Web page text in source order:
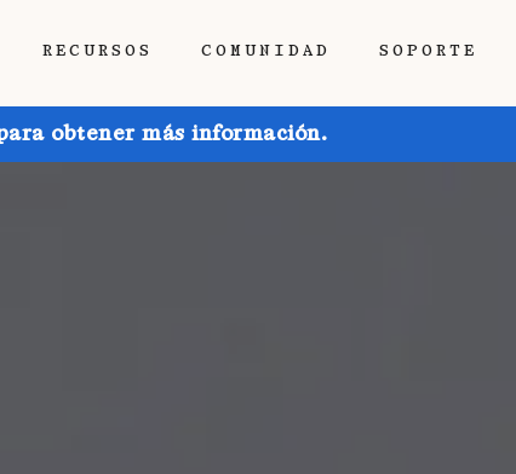
RECURSOS COMUNIDAD SOPORTE
obtener más información.